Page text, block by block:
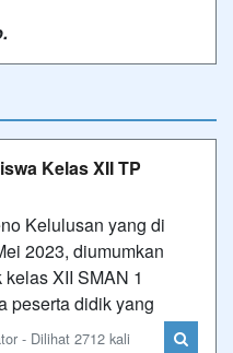
Kelas XII TP
Kelulusan yang di
2023, diumumkan
XII SMAN 1
peserta didik yang
- Dilihat 2712 kali